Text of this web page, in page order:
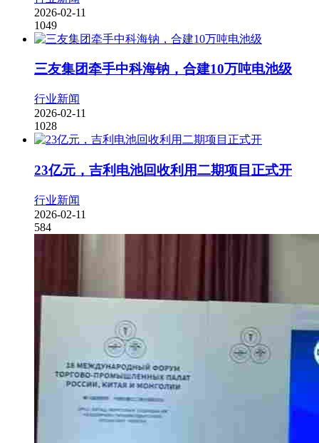
2026-02-11
1049
三友集团牵手中科海钠，合建10万吨电池级
行业新闻
2026-02-11
1028
23亿元，吉利电池回收利用二期项目正式开
行业新闻
2026-02-11
584